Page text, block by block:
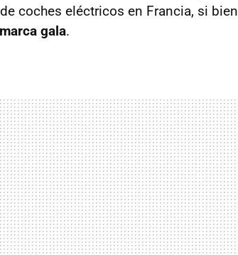
coches eléctricos en Francia, si bien
gala.